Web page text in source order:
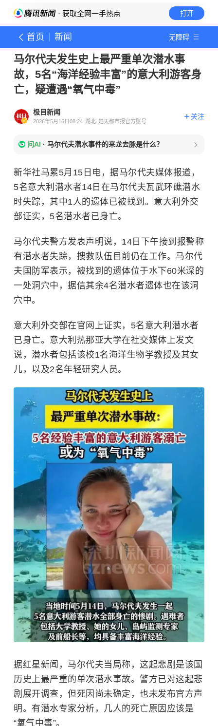
· 获取全网一手热点 打开
首页 新闻 无障碍
马尔代夫发生史上最严重单次潜水事
故，5名“海洋经验丰富”的意大利游客身
亡，疑遭遇“氧气中毒”
极目新闻
2026年5月16日08:24 湖北 楚天都市报官方账号
关注
问AI · 马尔代夫潜水事件的来龙去脉是什么？
新华社马累5月15日电，据马尔代夫媒体报道，
5名意大利潜水者14日在马尔代夫瓦武环礁潜水
时失踪，其中1人的遗体已被找到。意大利外交
部证实，5名潜水者已身亡。
马尔代夫警方发表声明说，14日下午接到报警称
有潜水者失踪，搜救队伍目前仍在工作。马尔代
夫国防军表示，被找到的遗体位于水下60米深的
一处洞穴中，据信其余4名潜水者遗体也在该洞
穴中。
意大利外交部在官网上证实，5名意大利潜水者
已身亡。意大利热那亚大学在社交媒体上发文
说，潜水者包括该校1名海洋生物学教授及其女
儿，以及2名年轻研究人员。
据红星新闻，马尔代夫当局称，这起悲剧是该国
历史上最严重的单次潜水事故。警方已对这起悲
剧展开调查，但死因尚未确定，也未发布官方声
明。有潜水专家分析，几人的死亡原因应该是
“氧气中毒”。